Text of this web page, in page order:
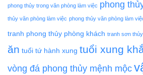
phong thủy trong văn phòng làm việc phong
thủy văn phòng làm việc phong thủy văn phòng làm
tranh phong thủy phòng khách tranh sơn thủy
ăn tuổi tứ hành xung tuổi xung
vòng đá phong thủy mệnh mộc